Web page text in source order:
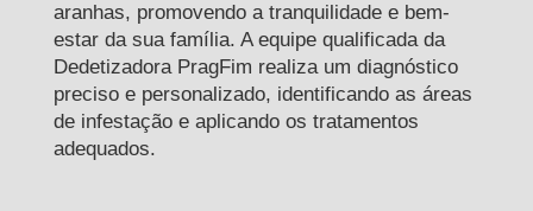
aranhas, promovendo a tranquilidade e bem-
estar da sua família. A equipe qualificada da
Dedetizadora PragFim realiza um diagnóstico
preciso e personalizado, identificando as áreas
de infestação e aplicando os tratamentos
adequados.